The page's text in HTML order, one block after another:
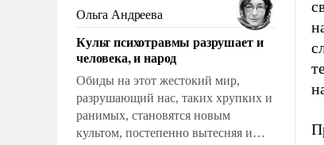
Ольга Андреева
Культ психотравмы разрушает и
человека, и народ
Обиды на этот жестокий мир,
разрушающий нас, таких хрупких и
ранимых, становятся новым
культом, постепенно вытесняя и